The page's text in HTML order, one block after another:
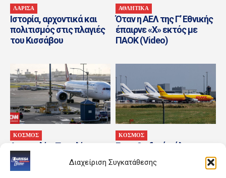
Διαχείριση Συγκατάθεσης
ΛΑΡΙΣΑ
Ιστορία, αρχοντικά και
πολιτισμός στις πλαγιές
του Κισσάβου
ΑΘΛΗΤΙΚΑ
Όταν η ΑΕΛ της Γ’ Εθνικής
έπαιρνε «Χ» εκτός με
ΠΑΟΚ (Video)
ΚΟΣΜΟΣ
Αυστραλία: Παραλίγο
σύγκρουση δύο
αεροπλάνων σε διάδρομο
ΚΟΣΜΟΣ
Για «υβριδικό πόλεμο»
προειδοποιεί η Γερμανία
ύστερα από περιστατικό